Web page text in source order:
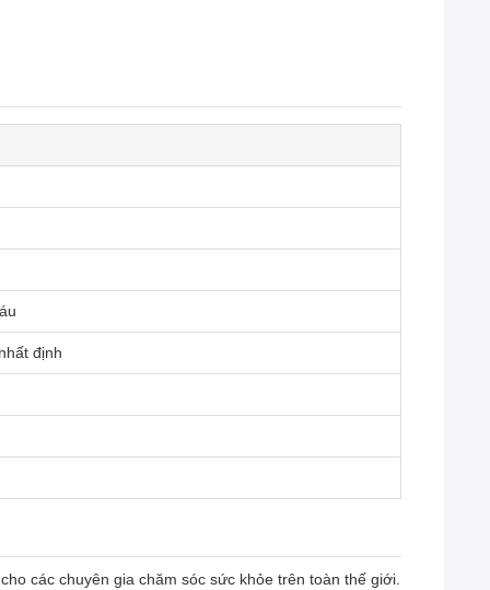
định
các chuyên gia chăm sóc sức khỏe trên toàn thế giới.